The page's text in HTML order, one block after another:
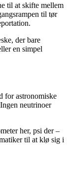
til at skifte mellem
til tør
der bare
en simpel
for astronomiske
neutrinoer
her, psi der –
til at klø sig i